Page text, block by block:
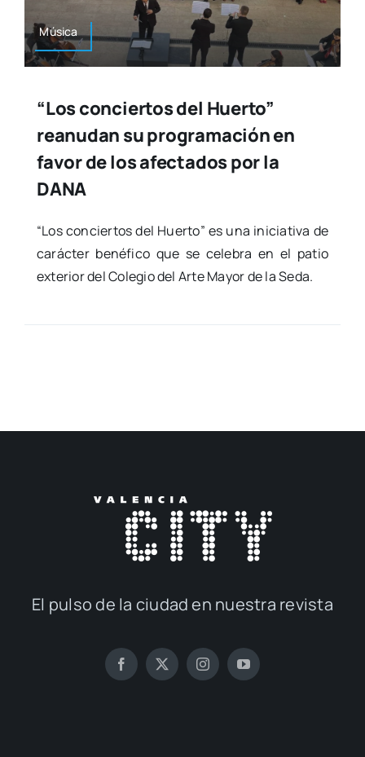
Músi­ca
“Los conciertos del Huerto”
reanudan su programación en
favor de los afectados por la
DANA
“Los con­cier­tos del Huer­to” es una ini­cia­ti­va de
carác­ter bené­fi­co que se cele­bra en el patio
exte­rior del Cole­gio del Arte Mayor de la Seda.
El pul­so de la ciu­dad en nues­tra revis­ta